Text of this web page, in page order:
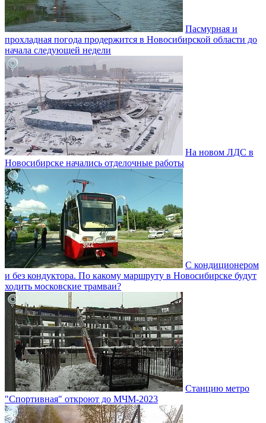
Пасмурная и
прохладная погода продержится в Новосибирской области до
начала следующей недели
На новом ЛДС в
Новосибирске начались отделочные работы
С кондиционером
и без кондуктора. По какому маршруту в Новосибирске будут
ходить московские трамваи?
Станцию метро
"Спортивная" откроют до МЧМ-2023